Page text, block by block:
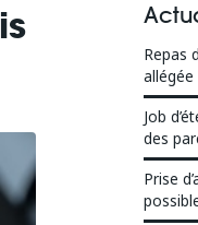
Repas
allégée
Job
des
Prise